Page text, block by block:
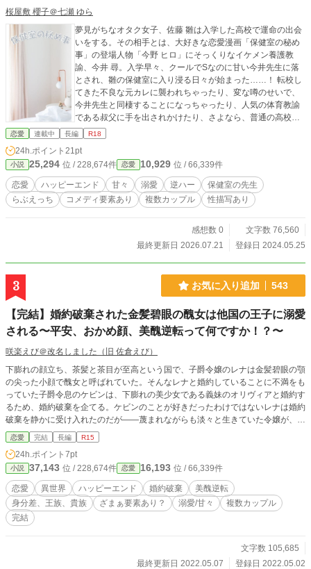
ジー。 ※注意※ ・流産描写あり ・不妊に悩む展開あり ・妊
ップルの群像劇 ・最後は希望のある結末 ・『天国の扉』『天
国の扉 焔を継ぐ者』のスピンオフ作品です。シリーズ既読
の場合、一部人物や世界背景をより深く楽しめますが、独立
性は高いので単独でもお読みいただけますm(_ _"m) ※見ても
らえる機会を増やすため、下記サイトで同じものを公開して
います。 ※R18 ・ムーンライトノベルズ ・エブリスタ ・ア
ルファポリス
桜屋敷 櫻子＠七瀬 ゆら
夢見がちなオタク女子、佐藤 雛は入学した高校で運命の出会
いをする。その相手とは、大好きな恋愛漫画「保健室の秘め
事」の登場人物「今野 ヒロ」にそっくりなイケメン養護教
諭、今井 尋。入学早々、クールでSなのに甘い今井先生に落
とされ、雛の保健室に入り浸る日々が始まった……！ 転校し
てきた不良な元カレに襲われちゃったり、変な噂のせいで、
今井先生と同棲することになっちゃったり、人気の体育教諭
である叔父に手を出されかけたり、さよなら、普通の高校生
活、いや、むしろ、さよなら、高校生活！？ ＊オタクな高校
ぶするお話。＊お嬢様な高校生の女の子が不良の男の子と初
めての恋をするお話とか、卒業生の女の子が体育の先生と男
性恐怖症を乗り越えたりするお話も出てくる予定です。＊そ
の他にも番外編的なお話があったりするかと思います。＊ど
のお話も甘さ重視で設定等はゆるゆるです。雰囲気で読んで
いているお話は、えっちな展開にご注意ください。★の付い
ているお話はシリアスな展開にご注意ください。
恋愛 連載中 長編 R18
24h.ポイント 21pt
小説 25,294 位 / 228,674件 恋愛 10,929 位 / 66,339件
恋愛 ハッピーエンド 甘々 溺愛 逆ハー
保健室の先生
らぶえっち
コメディ要素あり 複数カップル 性描写あり
感想数 0
文字数 76,560
最終更新日 2026.07.21
登録日 2024.05.25
3 お気に入り追加 543
【完結】婚約破棄された金髪碧眼の醜女は他国の王子に溺愛
される〜平安、おかめ顔、美醜逆転って何ですか！？〜
咲楽えび＠改名しました（旧 佐倉えび）
下膨れの顔立ち、茶髪と茶目が至高という国で、子爵令嬢のレナは金髪碧眼の顎
の尖った小顔で醜女と呼ばれていた。そんなレナと婚約していることに不満をも
っていた子爵令息のケビンは、下膨れの美少女である義妹のオリヴィアと婚約す
るため、婚約破棄を企てる。ケビンのことが好きだったわけではないレナは婚約
破棄を静かに受け入れたのだが――蔑まれながらも淡々と生きていた令嬢が、他
国の王子に溺愛され幸せになるお話――全25話。ハッピーエンド。 ※R15は保
険です。小説になろう様でも掲載しています。
恋愛 完結 長編 R15
24h.ポイント 7pt
小説 37,143 位 / 228,674件 恋愛 16,193 位 / 66,339件
恋愛 異世界 ハッピーエンド 婚約破棄
美醜逆転
身分差、王族、貴族
ざまぁ要素あり？ 溺愛/甘々
複数カップル
完結
文字数 105,685
最終更新日 2022.05.07
登録日 2022.05.02